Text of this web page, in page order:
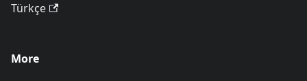
Türkçe
More